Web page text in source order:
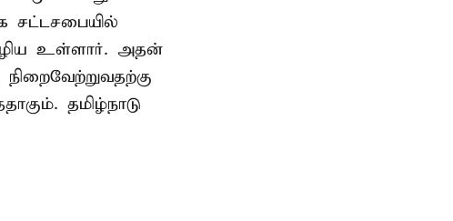
சட்டசபையில்
உள்ளார். அதன்
தமிழ்நாடு